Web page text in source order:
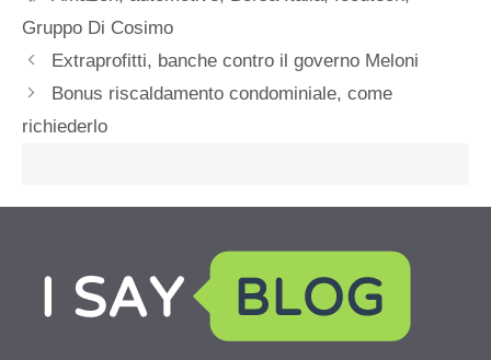
Gruppo Di Cosimo
Extraprofitti, banche contro il governo Meloni
Bonus riscaldamento condominiale, come
richiederlo